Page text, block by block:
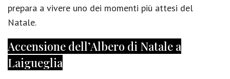
Accensione dell’Albero di Natale a
Laigueglia
prepara a vivere uno dei momenti più attesi del
Natale.